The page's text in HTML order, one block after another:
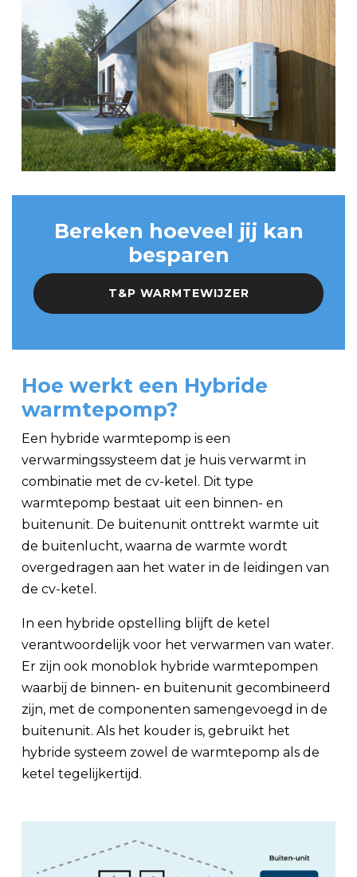
Bereken hoeveel jij kan
besparen
T&P WARMTEWIJZER
Hoe werkt een Hybride
warmtepomp?
Een hybride warmtepomp is een
verwarmingssysteem dat je huis verwarmt in
combinatie met de cv-ketel. Dit type
warmtepomp bestaat uit een binnen- en
buitenunit. De buitenunit onttrekt warmte uit
de buitenlucht, waarna de warmte wordt
overgedragen aan het water in de leidingen van
de cv-ketel.
In een hybride opstelling blijft de ketel
verantwoordelijk voor het verwarmen van water.
Er zijn ook monoblok hybride warmtepompen
waarbij de binnen- en buitenunit gecombineerd
zijn, met de componenten samengevoegd in de
buitenunit. Als het kouder is, gebruikt het
hybride systeem zowel de warmtepomp als de
ketel tegelijkertijd.